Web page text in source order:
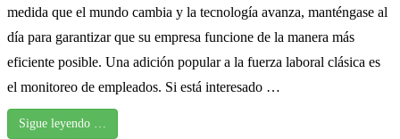
medida que el mundo cambia y la tecnología avanza, manténgase al
día para garantizar que su empresa funcione de la manera más
eficiente posible. Una adición popular a la fuerza laboral clásica es
el monitoreo de empleados. Si está interesado …
Sigue leyendo …